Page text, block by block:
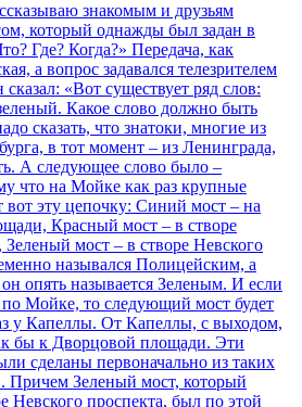
знакомым и друзьям
который однажды был задан в
Где? Когда?» Передача, как
а вопрос задавался телезрителем
«Вот существует ряд слов:
Какое слово должно быть
сказать, что знатоки, многие из
в тот момент – из Ленинграда,
А следующее слово было –
что на Мойке как раз крупные
вот эту цепочку: Синий мост – на
Красный мост – в створе
мост – в створе Невского
назывался Полицейским, а
опять называется Зеленым. И если
по Мойке, то следующий мост будет
у Капеллы. От Капеллы, с выходом,
бы к Дворцовой площади. Эти
сделаны первоначально из таких
Причем Зеленый мост, который
Невского проспекта, был по этой